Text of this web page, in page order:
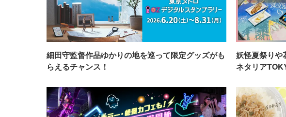
細田守監督作品ゆかりの地を巡って限定グッズがも
らえるチャンス！
妖怪夏祭りや
ネタリア